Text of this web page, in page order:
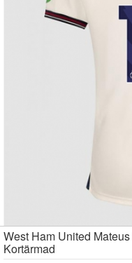
West Ham United
Kortärmad